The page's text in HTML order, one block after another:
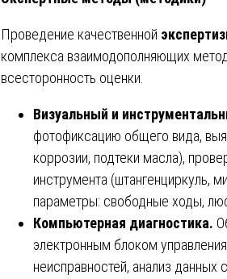
Проведение качественной
комплекса взаимодополняющих
всесторонность оценки.
Визуальный и
фотофиксацию общего вида,
коррозии, подтеки масла),
инструмента (штангенциркуль,
параметры: свободные ходы,
Компьютерная диагностика.
электронным блоком
неисправностей, анализ